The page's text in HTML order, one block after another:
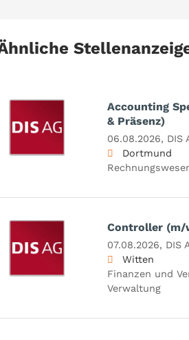
Accounting
& Präsenz)
06.08.2026, DIS
Dortmund
Controller (m/
07.08.2026, DIS
Witten
Finanzen und
Verwaltung